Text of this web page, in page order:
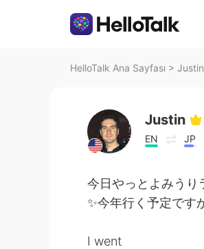
HelloTalk Ana Sayfası >
Justin
EN JP
今日やっとよみうり
✨今年行く予定です
I went